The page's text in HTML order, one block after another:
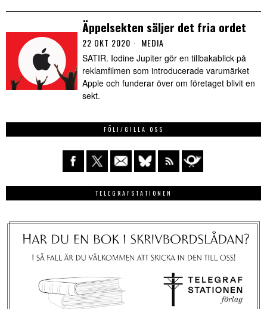
Äppelsekten säljer det fria ordet
22 OKT 2020 MEDIA
SATIR. Iodine Jupiter gör en tillbakablick på
reklamfilmen som introducerade varumärket
Apple och funderar över om företaget blivit en
sekt.
FÖLJ/GILLA OSS
TELEGRAFSTATIONEN